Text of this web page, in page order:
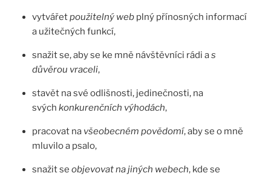
vytvářetpoužitelný webplný přínosných informací
a užitečných funkcí,
snažit se, aby se ke mně návštěvníci rádi as
důvěrou vraceli,
stavět na své odlišnosti, jedinečnosti, na
svých konkurenčních výhodách,
pracovat na všeobecném povědomí, aby se o mně
mluvilo a psalo,
snažit se objevovat na jiných webech, kde se